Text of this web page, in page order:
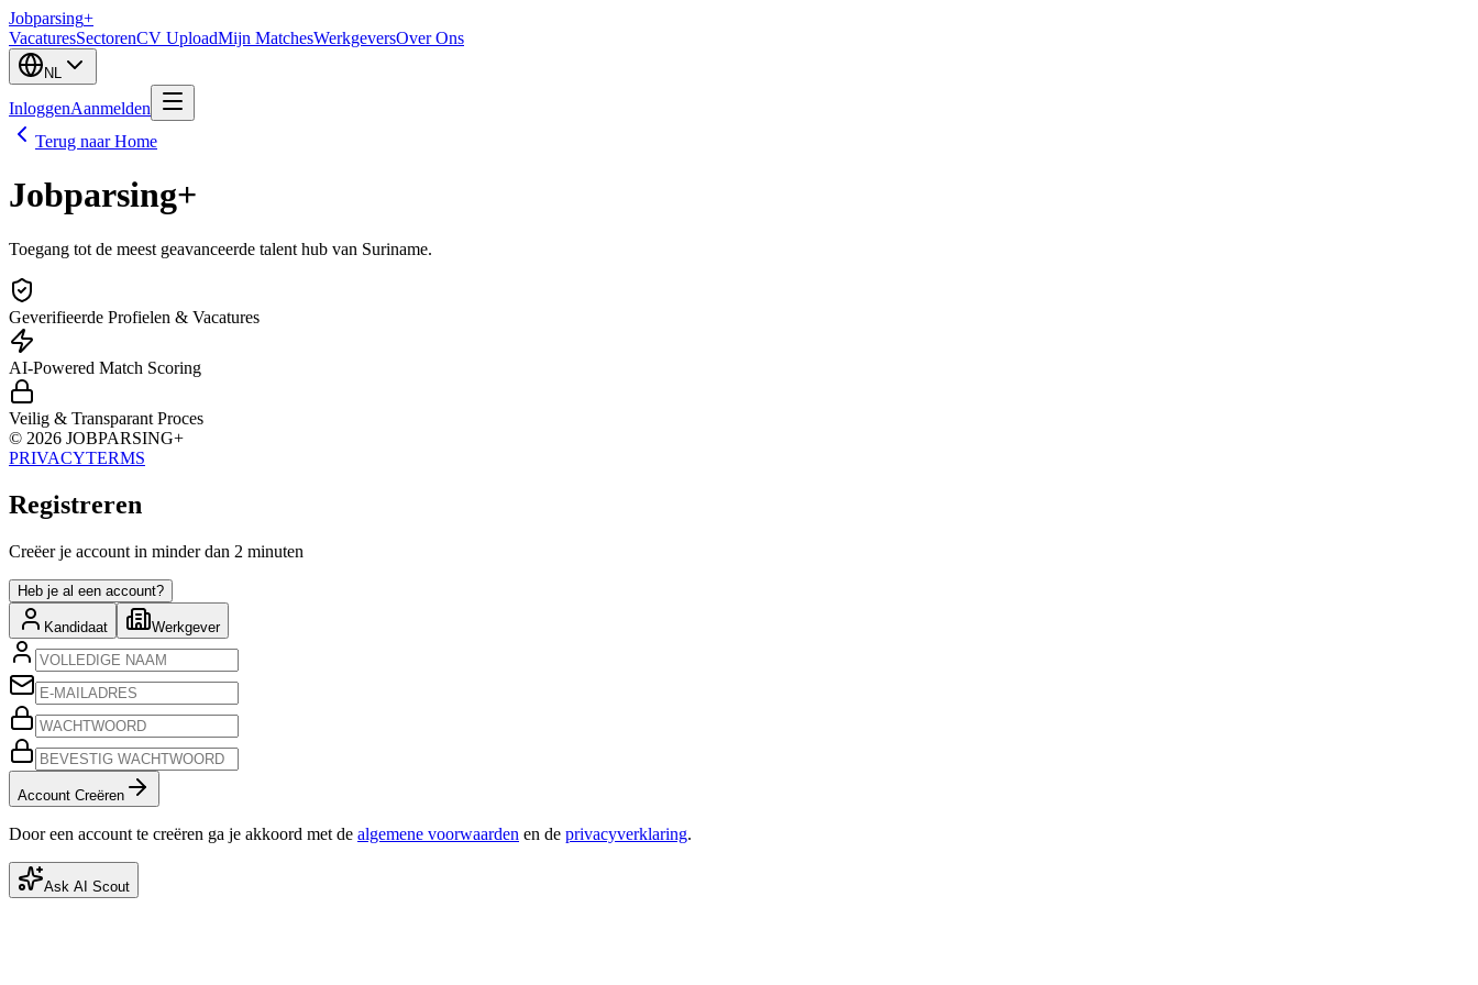
Jobparsing+
VacaturesSectorenCV UploadMijn MatchesWerkgeversOver Ons
NL
InloggenAanmelden
Terug naar Home
Jobparsing+
Toegang tot de meest geavanceerde talent hub van Suriname.
Geverifieerde Profielen & Vacatures
AI-Powered Match Scoring
Veilig & Transparant Proces
© 2026 JOBPARSING+
PRIVACYTERMS
Registreren
Creëer je account in minder dan 2 minuten
Heb je al een account?
Kandidaat Werkgever
Account Creëren
Door een account te creëren ga je akkoord met de algemene voorwaarden en de privacyverklaring.
Ask AI Scout